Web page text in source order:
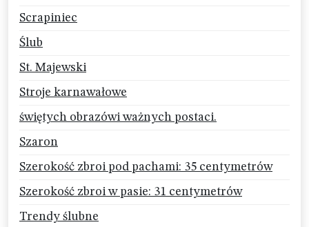
Scrapiniec
Ślub
St. Majewski
Stroje karnawałowe
świętych obrazówi ważnych postaci.
Szaron
Szerokość zbroi pod pachami: 35 centymetrów
Szerokość zbroi w pasie: 31 centymetrów
Trendy ślubne